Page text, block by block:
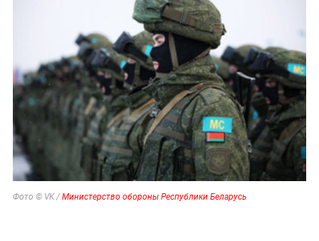
Фото © VK / Министерство обороны Республики Беларусь